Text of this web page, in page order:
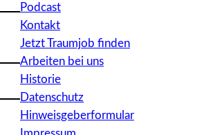
Podcast
Kontakt
Jetzt Traumjob finden
Arbeiten bei uns
Historie
Datenschutz
Hinweisgeberformular